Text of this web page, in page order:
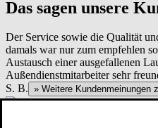
Das sagen unsere
Der Service sowie die Qualität
damals war nur zum empfehlen
Austausch einer ausgefallenen
Außendienstmitarbeiter sehr
S. B. » Weitere Kundenmeinungen